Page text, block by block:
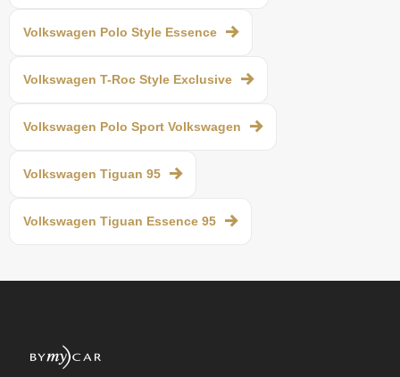
Volkswagen Polo Style Essence
Volkswagen T-Roc Style Exclusive
Volkswagen Polo Sport Volkswagen
Volkswagen Tiguan 95
Volkswagen Tiguan Essence 95